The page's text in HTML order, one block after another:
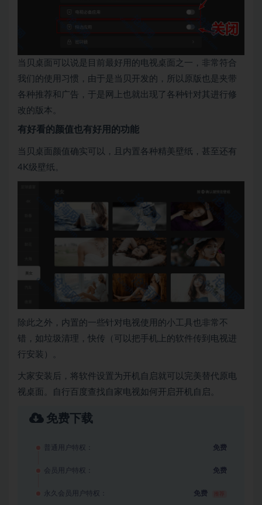
当贝桌面可以说是目前最好用的电视桌面之一，非常符合
我们的使用习惯，由于是当贝开发的，所以原版也是夹带
各种推荐和广告，于是网上也就出现了各种针对其进行修
改的版本。
有好看的颜值也有好用的功能
当贝桌面颜值确实可以，且内置各种精美壁纸，甚至还有
4K级壁纸。
除此之外，内置的一些针对电视使用的小工具也非常不
错，如垃圾清理，快传（可以把手机上的软件传到电视进
行安装）。
大家安装后，将软件设置为开机自启就可以完美替代原电
视桌面。自行百度查找自家电视如何开启开机自启。
免费下载
普通用户特权： 免费
会员用户特权： 免费
永久会员用户特权： 免费